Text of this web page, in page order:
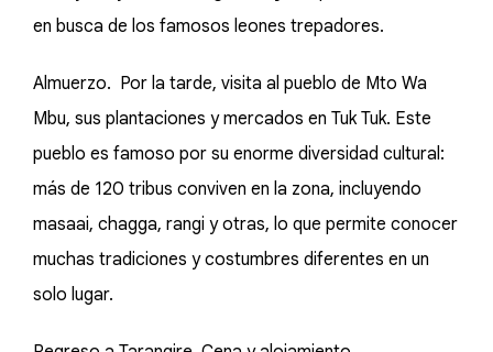
en busca de los famosos leones trepadores.
Almuerzo. Por la tarde, visita al pueblo de Mto Wa
Mbu, sus plantaciones y mercados en Tuk Tuk. Este
pueblo es famoso por su enorme diversidad cultural:
más de 120 tribus conviven en la zona, incluyendo
masaai, chagga, rangi y otras, lo que permite conocer
muchas tradiciones y costumbres diferentes en un
solo lugar.